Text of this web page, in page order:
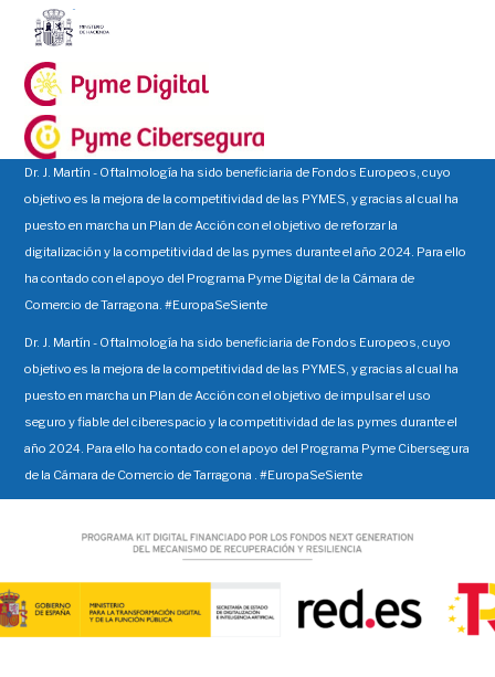
Dr. J. Martín - Oftalmología ha sido beneficiaria de Fondos Europeos, cuyo
objetivo es la mejora de la competitividad de las PYMES, y gracias al cual ha
puesto en marcha un Plan de Acción con el objetivo de reforzar la
digitalización y la competitividad de las pymes durante el año 2024. Para ello
ha contado con el apoyo del Programa Pyme Digital de la Cámara de
Comercio de Tarragona. #EuropaSeSiente
Dr. J. Martín - Oftalmología ha sido beneficiaria de Fondos Europeos, cuyo
objetivo es la mejora de la competitividad de las PYMES, y gracias al cual ha
puesto en marcha un Plan de Acción con el objetivo de impulsar el uso
seguro y fiable del ciberespacio y la competitividad de las pymes durante el
año 2024. Para ello ha contado con el apoyo del Programa Pyme Cibersegura
de la Cámara de Comercio de Tarragona . #EuropaSeSiente